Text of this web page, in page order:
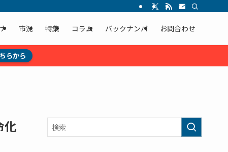
市況 特集 コラム バックナンバ お問合わせ
らから
化